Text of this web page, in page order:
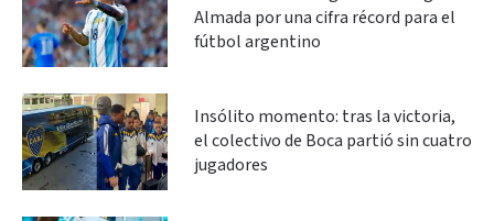
Almada por una cifra récord para el
fútbol argentino
Insólito momento: tras la victoria,
el colectivo de Boca partió sin cuatro
jugadores